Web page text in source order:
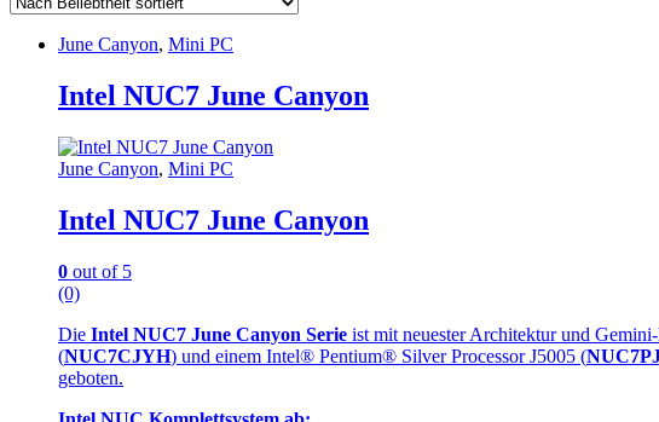
June Canyon, Mini PC
Intel NUC7 June Canyon
June Canyon, Mini PC
Intel NUC7 June Canyon
0 out of 5
(0)
Die Intel NUC7 June Canyon Serie ist mit neuester Architektur und
(NUC7CJYH) und einem Intel® Pentium® Silver Processor J5005 (
geboten.